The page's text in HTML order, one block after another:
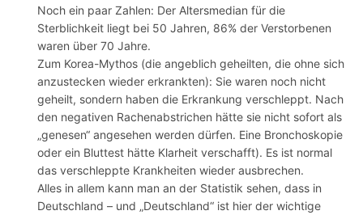
Noch ein paar Zahlen: Der Altersmedian für die
Sterblichkeit liegt bei 50 Jahren, 86% der Verstorbenen
waren über 70 Jahre.
Zum Korea-Mythos (die angeblich geheilten, die ohne sich
anzustecken wieder erkrankten): Sie waren noch nicht
geheilt, sondern haben die Erkrankung verschleppt. Nach
den negativen Rachenabstrichen hätte sie nicht sofort als
„genesen“ angesehen werden dürfen. Eine Bronchoskopie
oder ein Bluttest hätte Klarheit verschafft). Es ist normal
das verschleppte Krankheiten wieder ausbrechen.
Alles in allem kann man an der Statistik sehen, dass in
Deutschland – und „Deutschland“ ist hier der wichtige